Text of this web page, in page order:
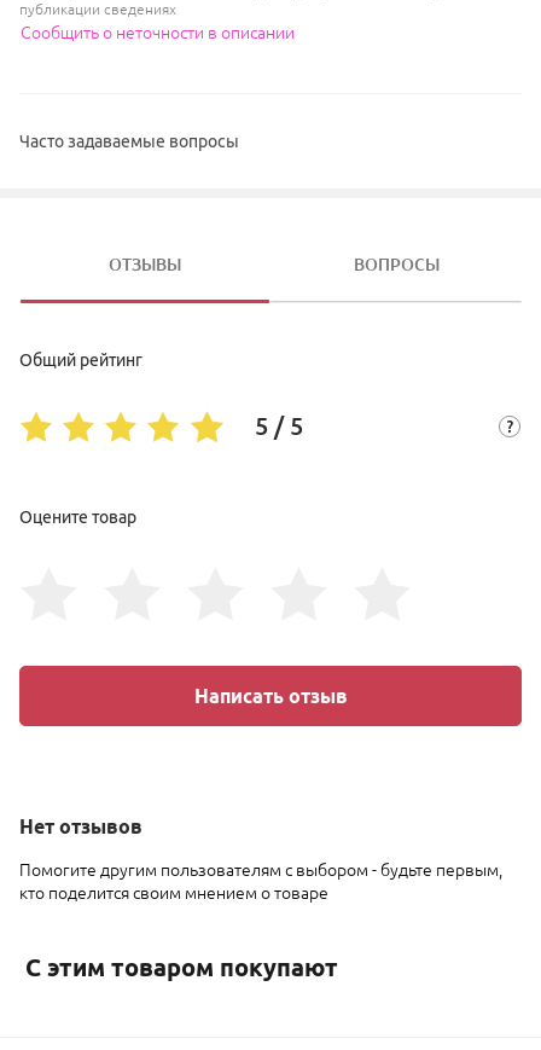
публикации сведениях
Сообщить о неточности в описании
Часто задаваемые вопросы
ОТЗЫВЫ ВОПРОСЫ
Нет отзывов
Помогите другим пользователям с выбором - будьте первым,
кто поделится своим мнением о товаре
Общий рейтинг
5 / 5
Оцените товар
Написать отзыв
С этим товаром покупают